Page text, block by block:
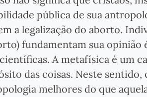
pública de sua
a legalização do aborto.
fundamentam sua
A metafísica é um
das coisas. Neste
melhores do que